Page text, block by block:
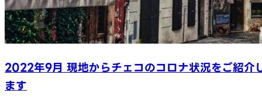
2022年9月 現地からチェコのコロナ状況をご紹介
ます